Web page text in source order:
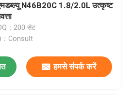
N46B20C 1.8/2.0L उत्कृष्ट
：200 सेट
：Consult
हमसे संपर्क करें